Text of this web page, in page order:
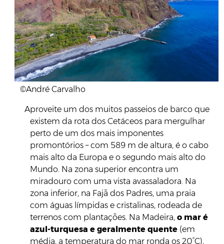
©André Carvalho
Aproveite um dos muitos passeios de barco que
existem da rota dos Cetáceos para mergulhar
perto de um dos mais imponentes
promontórios – com 589 m de altura, é o cabo
mais alto da Europa e o segundo mais alto do
Mundo. Na zona superior encontra um
miradouro com uma vista avassaladora. Na
zona inferior, na Fajã dos Padres, uma praia
com águas límpidas e cristalinas, rodeada de
terrenos com plantações. Na Madeira, o mar é
azul-turquesa e geralmente quente (em
média, a temperatura do mar ronda os 20°C),